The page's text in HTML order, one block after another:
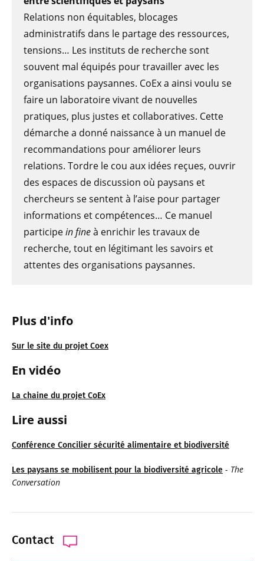
Plus d'info
Sur le site du projet Coex
En vidéo
La chaine du projet CoEx
Lire aussi
Conférence Concilier sécurité alimentaire et biodiversité
Les paysans se mobilisent pour la biodiversité agricole - The
Conversation
Contact
Relations non équitables, blocages
administratifs dans le partage des ressources,
tensions… Les instituts de recherche sont
souvent mal équipés pour travailler avec les
organisations paysannes. CoEx a ainsi voulu se
faire un laboratoire vivant de nouvelles
pratiques, plus justes et collaboratives. Cette
démarche a donné naissance à un manuel de
recommandations pour améliorer leurs
relations. Tordre le cou aux idées reçues, ouvrir
des espaces de discussion où paysans et
chercheurs se sentent à l’aise pour partager
informations et compétences… Ce manuel
participein fineà enrichir les travaux de
recherche, tout en légitimant les savoirs et
attentes des organisations paysannes.